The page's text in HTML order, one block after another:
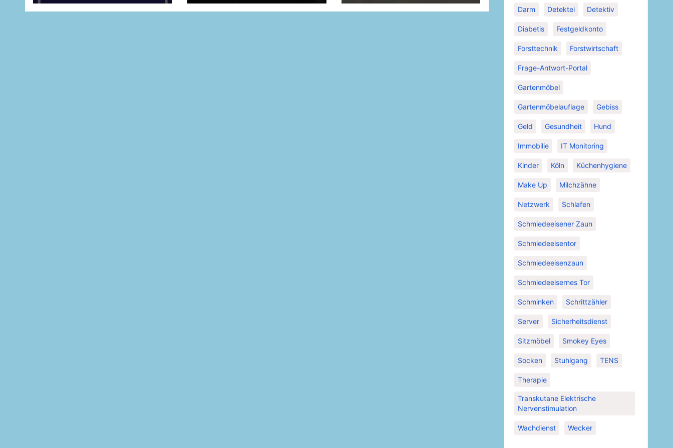
Darm Detektei Detektiv
Diabetis Festgeldkonto
Forsttechnik Forstwirtschaft
Frage-Antwort-Portal
Gartenmöbel
Gartenmöbelauflage Gebiss
Geld Gesundheit Hund
Immobilie IT Monitoring
Kinder Köln Küchenhygiene
Make Up Milchzähne
Netzwerk Schlafen
Schmiedeeisener Zaun
Schmiedeeisentor
Schmiedeeisenzaun
Schmiedeeisernes Tor
Schminken Schrittzähler
Server Sicherheitsdienst
Sitzmöbel Smokey Eyes
Socken Stuhlgang TENS
Therapie
Transkutane Elektrische
Nervenstimulation
Wachdienst Wecker